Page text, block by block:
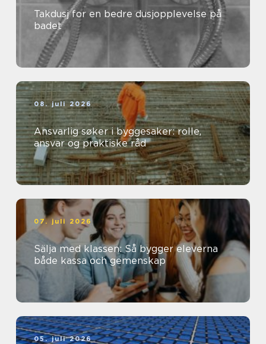
Takdusj for en bedre dusjopplevelse på
badet
08. juli 2026
Ansvarlig søker i byggesaker: rolle,
ansvar og praktiske råd
07. juli 2026
Sälja med klassen: Så bygger eleverna
både kassa och gemenskap
05. juli 2026